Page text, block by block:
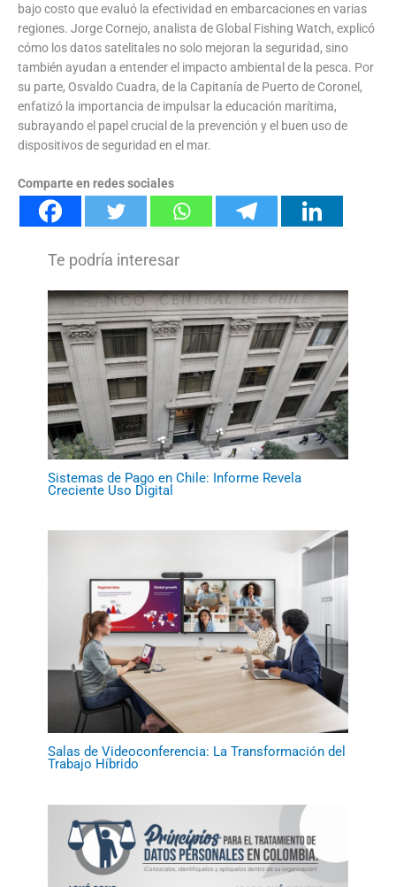
bajo costo que evaluó la efectividad en embarcaciones en varias
regiones. Jorge Cornejo, analista de Global Fishing Watch, explicó
cómo los datos satelitales no solo mejoran la seguridad, sino
también ayudan a entender el impacto ambiental de la pesca. Por
su parte, Osvaldo Cuadra, de la Capitanía de Puerto de Coronel,
enfatizó la importancia de impulsar la educación marítima,
subrayando el papel crucial de la prevención y el buen uso de
dispositivos de seguridad en el mar.
Comparte en redes sociales
Sistemas de Pago en Chile: Informe Revela
Creciente Uso Digital
Salas de Videoconferencia: La Transformación del
Trabajo Híbrido